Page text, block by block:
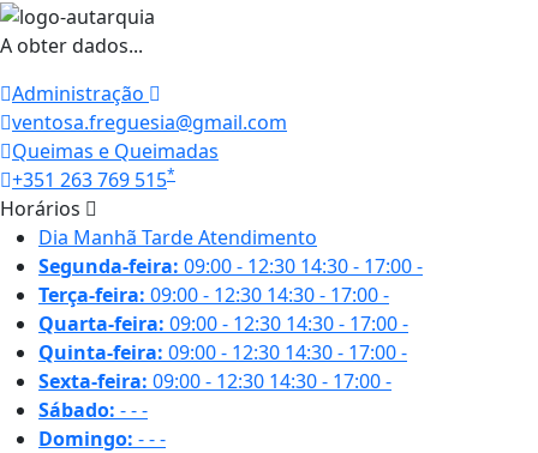
A obter dados...
Administração
ventosa.freguesia@gmail.com
Queimas e Queimadas
+351 263 769 515*
Horários
Dia Manhã TardeAtendimento
Segunda-feira: 09:00 - 12:30 14:30 - 17:00-
Terça-feira: 09:00 - 12:30 14:30 - 17:00-
Quarta-feira: 09:00 - 12:30 14:30 - 17:00-
Quinta-feira: 09:00 - 12:30 14:30 - 17:00-
Sexta-feira: 09:00 - 12:30 14:30 - 17:00-
Sábado: ---
Domingo: ---